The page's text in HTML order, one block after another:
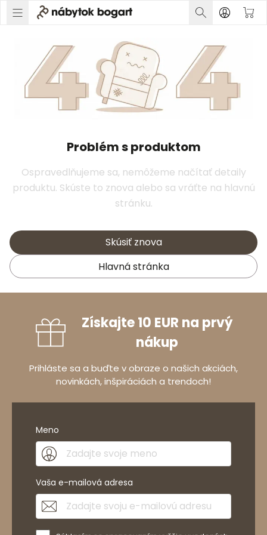
Problém s produktom
Ospravedlňujeme sa, nemôžeme načítať detaily
produktu. Skúste to znova alebo sa vráťte na hlavnú
stránku.
Skúsiť znova
Hlavná stránka
Získajte 10 EUR na prvý
nákup
Prihláste sa a buďte v obraze o našich akciách,
novinkách, inšpiráciách a trendoch!
Meno
Vaša e-mailová adresa